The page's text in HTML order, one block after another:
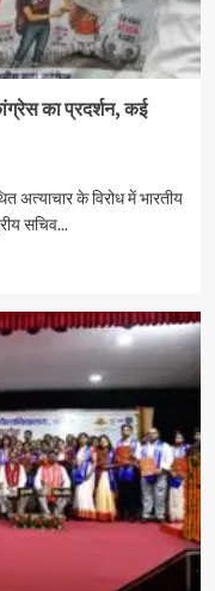
का प्रदर्शन, कई
अत्याचार के विरोध में भारतीय
सचिव...